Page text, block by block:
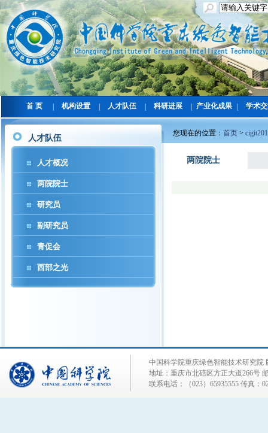
首 页 机构设置 人才队伍 科研进展 产业化成果 学术
人才队伍
人才概况
两院院士
研究员
副研究员
青促会
西部之光
您现在的位置： 首页 >
两院院士
中国科学院重庆绿色智能技术研究院
地址：重庆市北碚区方正大道266号
联系电话：（023）65935555 传真：